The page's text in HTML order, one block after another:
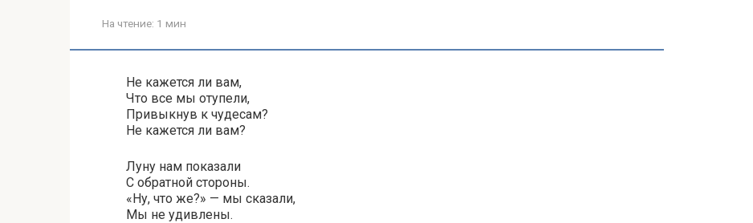
На чтение: 1 мин
Не кажется ли вам,
Что все мы отупели,
Привыкнув к чудесам?
Не кажется ли вам?
Луну нам показали
С обратной стороны.
«Ну, что же?» — мы сказали,
Мы не удивлены.